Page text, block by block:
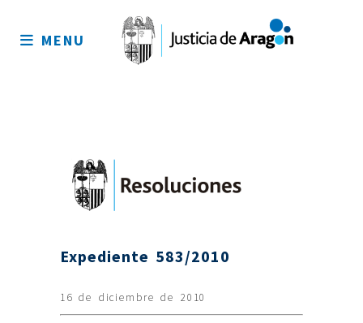
sitio
MENU
Expediente 583/2010
16 de diciembre de 2010